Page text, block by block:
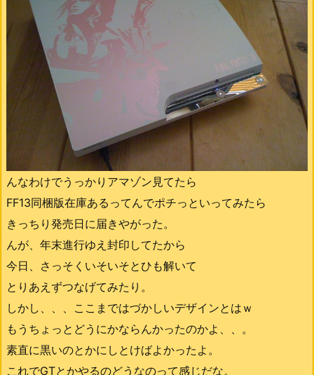
んなわけでうっかりアマゾン見てたら
FF13同梱版在庫あるってんでポチっといってみたら
きっちり発売日に届きやがった。
んが、年末進行ゆえ封印してたから
今日、さっそくいそいそとひも解いて
とりあえずつなげてみたり。
しかし、、、ここまではづかしいデザインとはｗ
もうちょっとどうにかならんかったのかよ、、。
素直に黒いのとかにしとけばよかったよ。
これでGTとかやるのどうなのって感じだな。